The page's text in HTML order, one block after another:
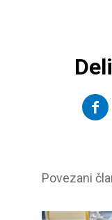
Povezani